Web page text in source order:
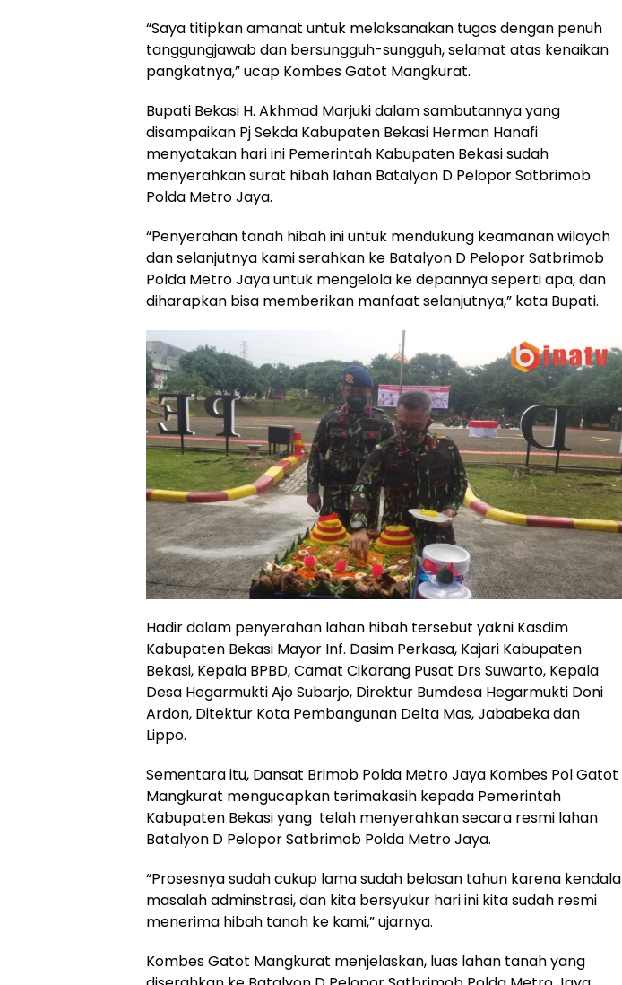
“Saya titipkan amanat untuk melaksanakan tugas dengan penuh
tanggungjawab dan bersungguh-sungguh, selamat atas kenaikan
pangkatnya,” ucap Kombes Gatot Mangkurat.
Bupati Bekasi H. Akhmad Marjuki dalam sambutannya yang
disampaikan Pj Sekda Kabupaten Bekasi Herman Hanafi
menyatakan hari ini Pemerintah Kabupaten Bekasi sudah
menyerahkan surat hibah lahan Batalyon D Pelopor Satbrimob
Polda Metro Jaya.
“Penyerahan tanah hibah ini untuk mendukung keamanan wilayah
dan selanjutnya kami serahkan ke Batalyon D Pelopor Satbrimob
Polda Metro Jaya untuk mengelola ke depannya seperti apa, dan
diharapkan bisa memberikan manfaat selanjutnya,” kata Bupati.
Hadir dalam penyerahan lahan hibah tersebut yakni Kasdim
Kabupaten Bekasi Mayor Inf. Dasim Perkasa, Kajari Kabupaten
Bekasi, Kepala BPBD, Camat Cikarang Pusat Drs Suwarto, Kepala
Desa Hegarmukti Ajo Subarjo, Direktur Bumdesa Hegarmukti Doni
Ardon, Ditektur Kota Pembangunan Delta Mas, Jababeka dan
Lippo.
Sementara itu, Dansat Brimob Polda Metro Jaya Kombes Pol Gatot
Mangkurat mengucapkan terimakasih kepada Pemerintah
Kabupaten Bekasi yang telah menyerahkan secara resmi lahan
Batalyon D Pelopor Satbrimob Polda Metro Jaya.
“Prosesnya sudah cukup lama sudah belasan tahun karena kendala
masalah adminstrasi, dan kita bersyukur hari ini kita sudah resmi
menerima hibah tanah ke kami,” ujarnya.
Kombes Gatot Mangkurat menjelaskan, luas lahan tanah yang